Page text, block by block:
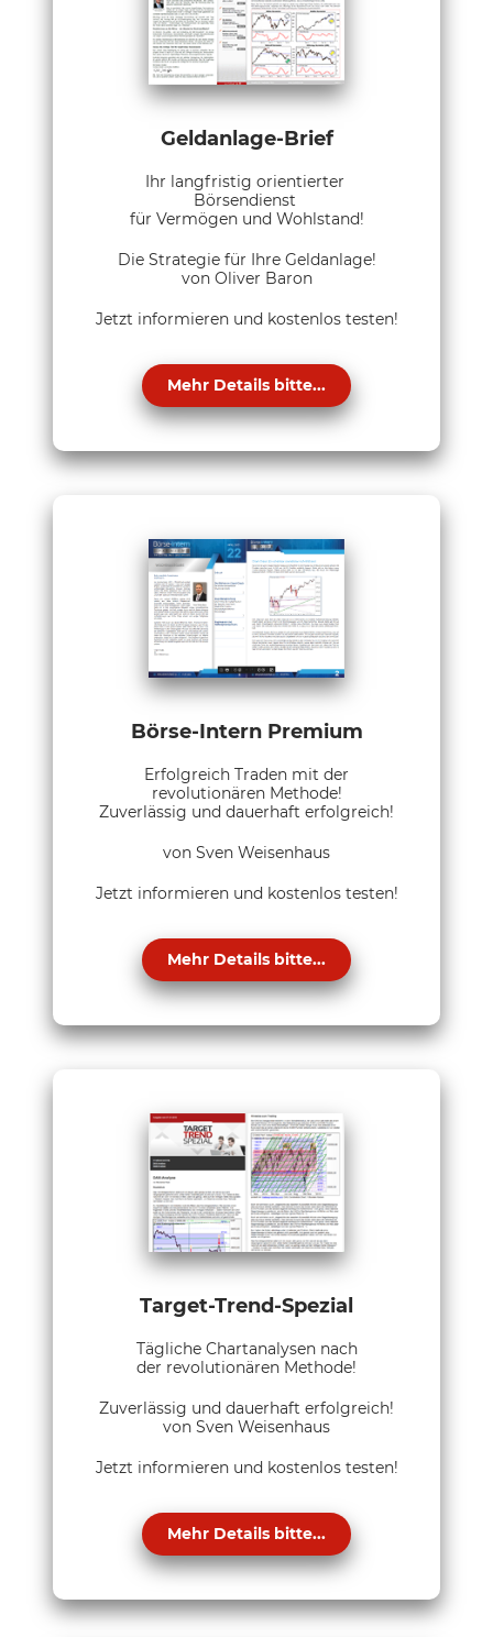
Geldanlage-Brief
Ihr langfristig orientierter
Börsendienst
für Vermögen und Wohlstand!
Die Strategie für Ihre Geldanlage!
von Oliver Baron
Jetzt informieren und kostenlos testen!
Mehr Details bitte...
Börse-Intern Premium
Erfolgreich Traden mit der
revolutionären Methode!
Zuverlässig und dauerhaft erfolgreich!
von Sven Weisenhaus
Jetzt informieren und kostenlos testen!
Mehr Details bitte...
Target-Trend-Spezial
Tägliche Chartanalysen nach
der revolutionären Methode!
Zuverlässig und dauerhaft erfolgreich!
von Sven Weisenhaus
Jetzt informieren und kostenlos testen!
Mehr Details bitte...